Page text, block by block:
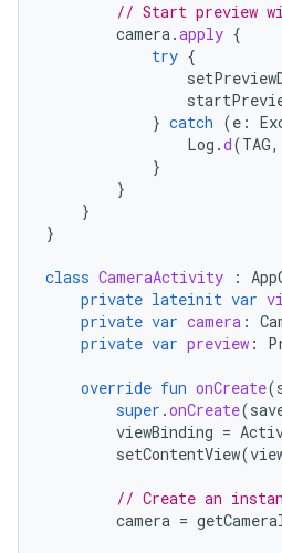
// Start preview
camera.apply {
try {
} catch (e :
Log .d(TAG,
}
}
}
}
class CameraActivity :
private lateinit var
private var camera :
private var preview :
override fun onCreate(
super .onCreate(
viewBinding =
setContentView(
// Create an
camera =